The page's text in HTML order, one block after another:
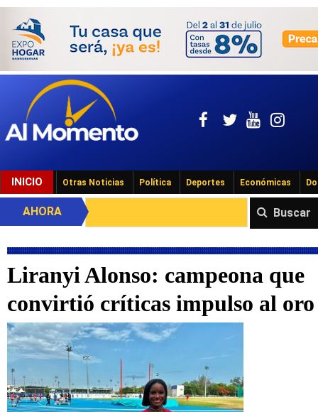
INICIO Otras Noticias Política Deportes Económicas
Buscar
AHORA
Liranyi Alonso: campeona que
convirtió críticas impulso al oro